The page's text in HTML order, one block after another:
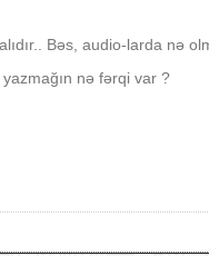
Bəs, audio-larda nə
nə fərqi var ?